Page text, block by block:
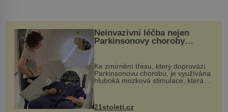
Neinvazivní léčba nejen
Parkinsonovy choroby
Ke zmírnění třesu, který doprovází
Parkinsonovu chorobu, je využívána
hluboká mozková stimulace, která
však vyžaduje vysoce invazivní
zákrok. Ultrazvuk zase není vhodný
k dostatečně přesnému zacílení ...
21stoleti.cz